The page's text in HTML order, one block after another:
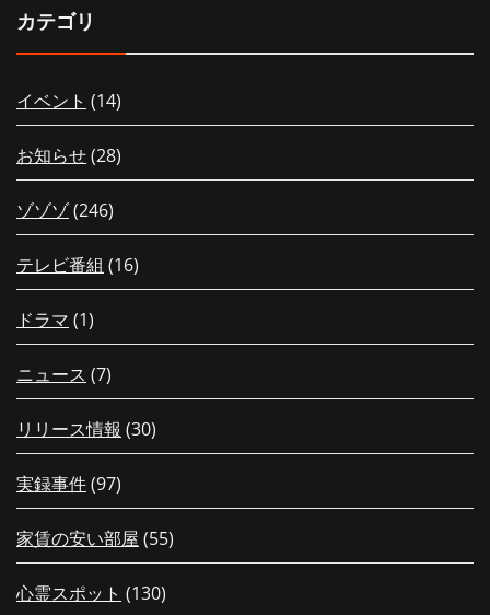
カテゴリ
イベント (14)
お知らせ(28)
ゾゾゾ(246)
テレビ番組 (16)
ドラマ (1)
ニュース (7)
リリース情報 (30)
実録事件(97)
家賃の安い部屋 (55)
心霊スポット (130)